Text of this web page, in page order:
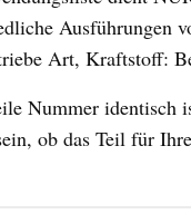
Ausführungen
Art, Kraftstoff:
Nummer identisch
ob das Teil für